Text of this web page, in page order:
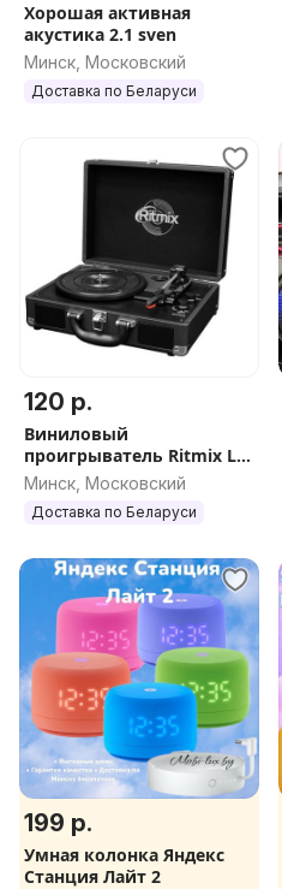
Хорошая активная
акустика 2.1 sven
Минск, Московский
Доставка по Беларуси
120 р.
Виниловый
проигрыватель Ritmix LP-
120B
Минск, Московский
Доставка по Беларуси
199 р.
Умная колонка Яндекс
Станция Лайт 2